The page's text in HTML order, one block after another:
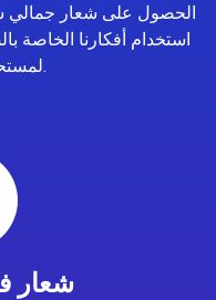
الحصول على شعار جمالي
استخدام أفكارنا الخاصة
لمستحضرات التجميل.
شعار